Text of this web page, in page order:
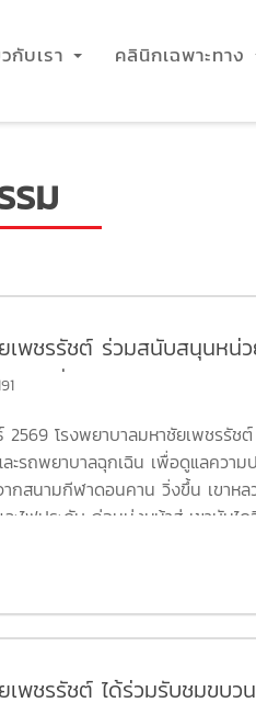
กับเรา คลินิกเฉพาะทาง
รม
เพชรรัชต์ ร่วมสนับสนุนหน่
ฉิน เพื่อดูแลความปลอดภัยแ
โรงพยาบาลมหาชัยเพชรรัช
ะรถพยาบาลฉุกเฉิน เพื่อดูแลควา
ากสนามกีฬาดอนคาน วิ่งขึ้น เขาห
ะไฟประดับ ก่อนมุ่งหน้าสู่ เขาบันได
ที่ของโรงพยาบาล ได้เข้าร่วมกิจกร
าวน์โหลดภาพได้ที่ :
ข้าร่วมกิจกรรมทุกท่าน ที่ร่วมสร้า
เพชรรัชต์ ได้ร่วมรับชมขบ